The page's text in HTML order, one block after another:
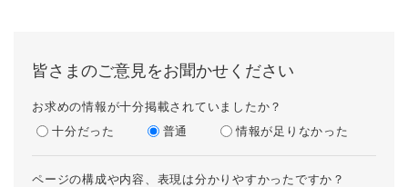
皆さまのご意見をお聞かせください
お求めの情報が十分掲載されていましたか？
十分だった
普通 情報が足りなかった
ページの構成や内容、表現は分かりやすかったですか？